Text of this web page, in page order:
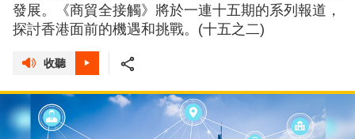
發展。《商貿全接觸》將於一連十五期的系列報道，
探討香港面前的機遇和挑戰。(十五之二)
收聽